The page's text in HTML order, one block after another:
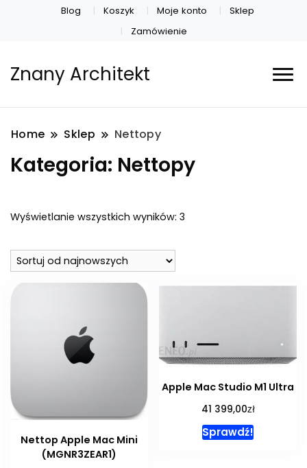
Blog Koszyk Moje konto
Sklep
Zamówienie
Znany Architekt
Home Sklep Nettopy
Kategoria: Nettopy
Wyświetlanie wszystkich wyników: 3
Nettop Apple Mac Mini
(MGNR3ZEAR1)
Apple Mac Studio M1 Ultra
41 399,00zł
Sprawdź!